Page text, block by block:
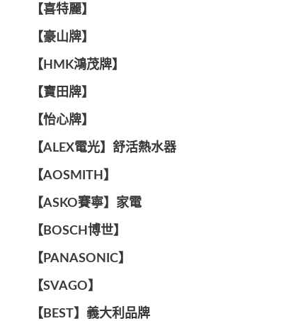
【喜特麗】
【豪山牌】
【HMK鴻茂牌】
【寶田牌】
️【怡心牌】️
️️【ALEX電光】舒活熱水器️️
【AOSMITH】
【ASKO賽寧】家電
【BOSCH博世】
️【PANASONIC】️
️【SVAGO】️
️【BEST】️義大利品牌